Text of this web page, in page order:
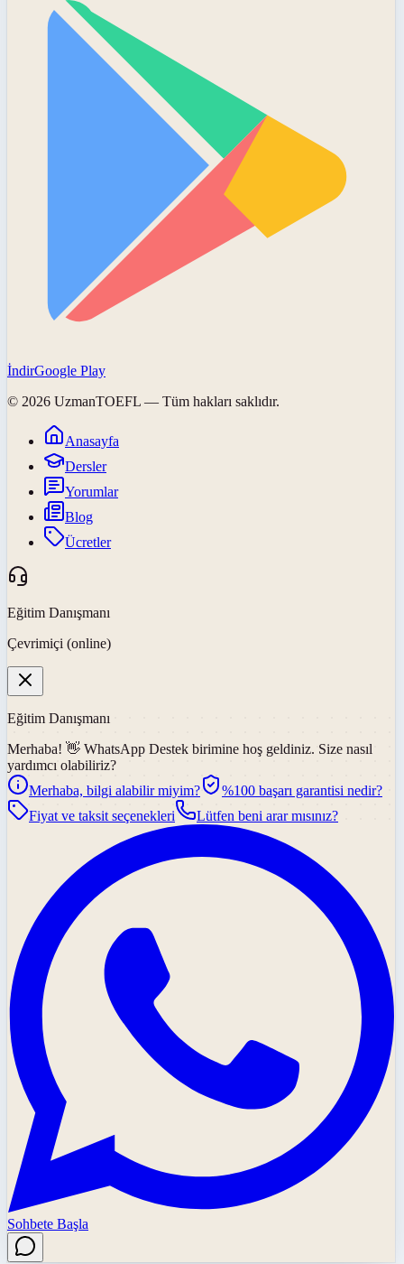
İndirGoogle Play
© 2026 UzmanTOEFL — Tüm hakları saklıdır.
Anasayfa
Dersler
Yorumlar
Blog
Ücretler
Eğitim Danışmanı
Çevrimiçi (online)
Eğitim Danışmanı
Merhaba! 👋 WhatsApp Destek birimine hoş geldiniz. Size nasıl
yardımcı olabiliriz?
Merhaba, bilgi alabilir miyim?
%100 başarı garantisi nedir?
Fiyat ve taksit seçenekleri
Lütfen beni arar mısınız?
Sohbete Başla